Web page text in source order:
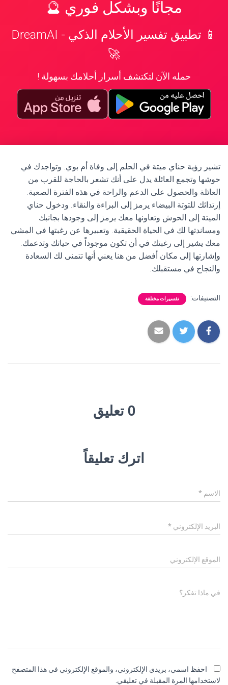
مجانًا وبشكل فوري 🔮
📱 تطبيق تفسير الأحلام الذكي - DreamAI
🚀
حمله الآن لتكتشف أسرار أحلامك بسهولة !
تشير رؤية حناي ميتة في الحلم إلى وفاة أم بوي. وتواجدك في
حوشها وتجمع العائلة يدل على أنك تشعر بالحاجة للقرب من
العائلة والحصول على الدعم والراحة في هذه الفترة الصعبة.
إرتدائك للتوتة البيضاء يرمز إلى البراءة والنقاء. ودخول حناي
الميتة إلى الحوش وتعاونها معك يرمز إلى وجودها بجانبك
ومساندتها لك في الحياة الحقيقية. وتعبيرها عن رغبتها في المشي
معك يشير إلى رغبتك في أن تكون موجوداً في حياتك وتدعمك.
وإشارتها إلى مكان أفضل من هنا يعني أنها تتمنى لك السعادة
والنجاح في مستقبلك.
التصنيفات: تفسيرات مختلفة
0 تعليق
اترك تعليقاً
الاسم *
البريد الإلكتروني *
الموقع الإلكتروني
في ماذا تفكر؟
احفظ اسمي، بريدي الإلكتروني، والموقع الإلكتروني في هذا المتصفح
لاستخدامها المرة المقبلة في تعليقي.